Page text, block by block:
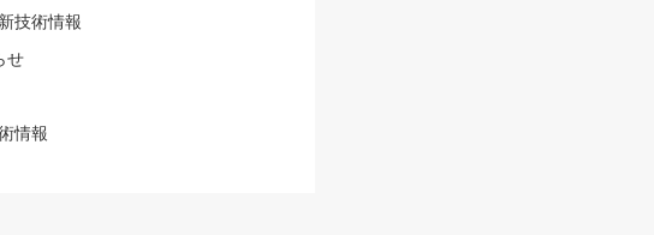
技術情報
せ
情報